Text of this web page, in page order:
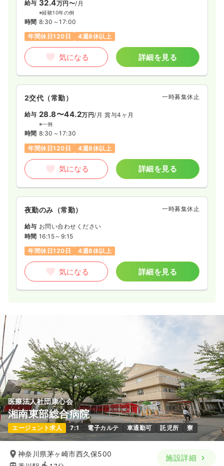
給与 32.4万円〜/月
※経験10年の例
時間 8:30～17:00
年間休日120日
4週8休以上
気になる 詳細を見る
2交代（常勤） 一時募集休止
給与 28.8〜44.2万円/月 賞与4ヶ月
※一例
時間 8:30～17:30
年間休日120日
4週8休以上
気になる 詳細を見る
夜勤のみ（常勤） 一時募集休止
給与 お問い合わせください
時間 16:15～9:15
年間休日120日
4週8休以上
気になる 詳細を見る
医療法人社団康心会
湘南東部総合病院
エージェント求人 7:1 電子カルテ 車通勤可 託児所 寮
神奈川県茅ヶ崎市西久保500
施設詳細